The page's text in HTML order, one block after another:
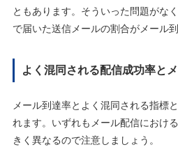
ともあります。そういった問題がな
で届いた送信メールの割合がメール
よく混同される配信成功率と
メール到達率とよく混同される指標
れます。いずれもメール配信におけ
きく異なるので注意しましょう。